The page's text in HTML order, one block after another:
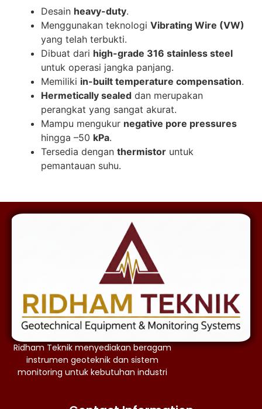
Desain heavy-duty.
Menggunakan teknologi Vibrating Wire (VW)
yang telah terbukti.
Dibuat dari high-grade 316 stainless steel
untuk operasi jangka panjang.
Memiliki in-built temperature compensation.
Hermetically sealed dan merupakan
perangkat yang sangat akurat.
Mampu mengukur negative pore pressures
hingga –50 kPa.
Tersedia dengan thermistor untuk
pemantauan suhu.
Ridham Teknik menyediakan beragam
instrumen geoteknik dan sistem
monitoring untuk kebutuhan industri